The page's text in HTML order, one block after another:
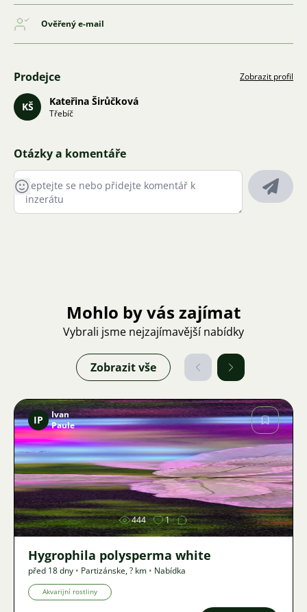
Ověřený e-mail
Prodejce Zobrazit profil
KŠ Kateřina Širůčková
Třebíč
Otázky a komentáře
Mohlo by vás zajímat
Vybrali jsme nejzajímavější nabídky
Zobrazit vše
Obrázek
IP
Ivan
Paule
444 1
Hygrophila polysperma white
před 18 dny • Partizánske,? km • Nabídka
Akvarijní rostliny